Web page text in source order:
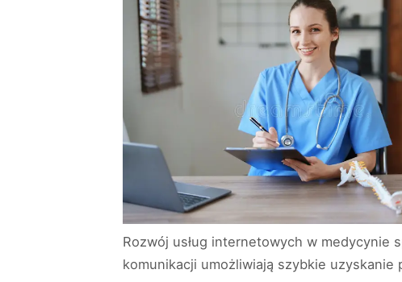
Rozwój usług internetowych w medycynie
komunikacji umożliwiają szybkie